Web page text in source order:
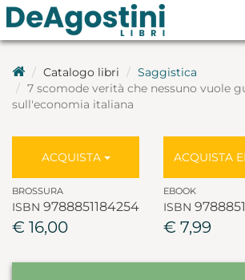
Catalogo libri
Saggistica
7 scomode verità che nessuno vuole
sull'economia italiana
ACQUISTA
BROSSURA
ISBN 9788851184254
€ 16,00
ACQUISTA
EBOOK
ISBN
€ 7,99